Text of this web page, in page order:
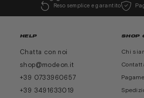
Reso semplice e garantito
HELP
Chatta con noi
shop@modeon.it
+39 0733960657
+39 3491633019
SHOP
Chi